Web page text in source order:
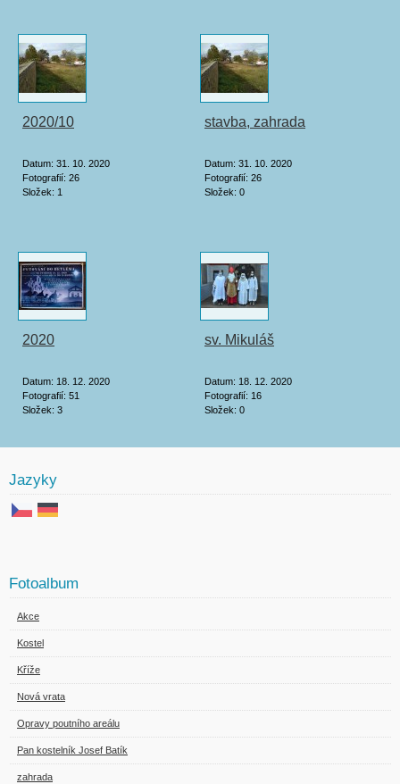
2020/10
Datum: 31. 10. 2020
Fotografií: 26
Složek: 1
stavba, zahrada
Datum: 31. 10. 2020
Fotografií: 26
Složek: 0
2020
Datum: 18. 12. 2020
Fotografií: 51
Složek: 3
sv. Mikuláš
Datum: 18. 12. 2020
Fotografií: 16
Složek: 0
Jazyky
Fotoalbum
Akce
Kostel
Kříže
Nová vrata
Opravy poutního areálu
Pan kostelník Josef Batík
zahrada